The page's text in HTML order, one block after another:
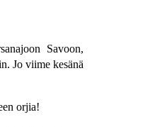
Savoon,
Jo viime kesänä
orjia!